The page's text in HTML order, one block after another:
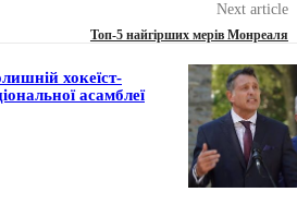
Next article
Топ-5 найгірших мерів Монреаля
хокеїст-
асамблеї